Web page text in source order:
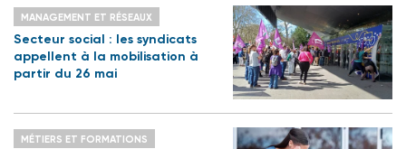
MANAGEMENT ET RÉSEAUX
Secteur social : les syndicats
appellent à la mobilisation à
partir du 26 mai
MÉTIERS ET FORMATIONS